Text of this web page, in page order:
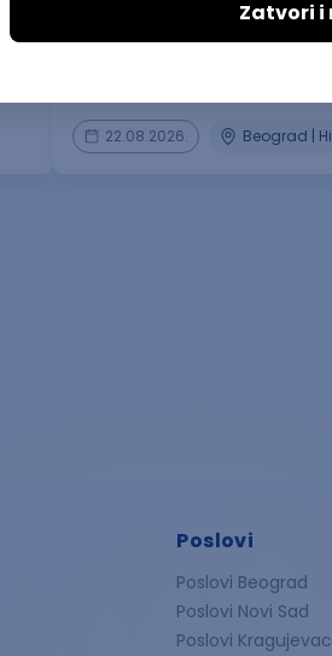
Praktikant za PR i
22.08.2026. Beograd |
Poslovi
Poslovi Beograd
Poslovi Novi Sad
Poslovi Kragujevac